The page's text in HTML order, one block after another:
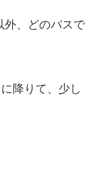
外、どのバスで
降りて、少し